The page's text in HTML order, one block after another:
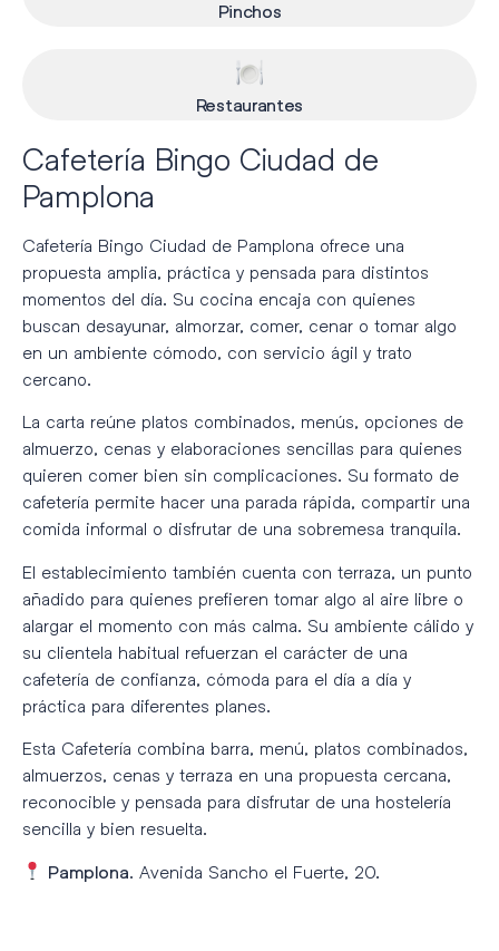
Pinchos
Restaurantes
Cafetería Bingo Ciudad de
Pamplona
Cafetería Bingo Ciudad de Pamplona ofrece una
propuesta amplia, práctica y pensada para distintos
momentos del día. Su cocina encaja con quienes
buscan desayunar, almorzar, comer, cenar o tomar algo
en un ambiente cómodo, con servicio ágil y trato
cercano.
La carta reúne platos combinados, menús, opciones de
almuerzo, cenas y elaboraciones sencillas para quienes
quieren comer bien sin complicaciones. Su formato de
cafetería permite hacer una parada rápida, compartir una
comida informal o disfrutar de una sobremesa tranquila.
El establecimiento también cuenta con terraza, un punto
añadido para quienes prefieren tomar algo al aire libre o
alargar el momento con más calma. Su ambiente cálido y
su clientela habitual refuerzan el carácter de una
cafetería de confianza, cómoda para el día a día y
práctica para diferentes planes.
Esta Cafetería combina barra, menú, platos combinados,
almuerzos, cenas y terraza en una propuesta cercana,
reconocible y pensada para disfrutar de una hostelería
sencilla y bien resuelta.
Pamplona . Avenida Sancho el Fuerte, 20.